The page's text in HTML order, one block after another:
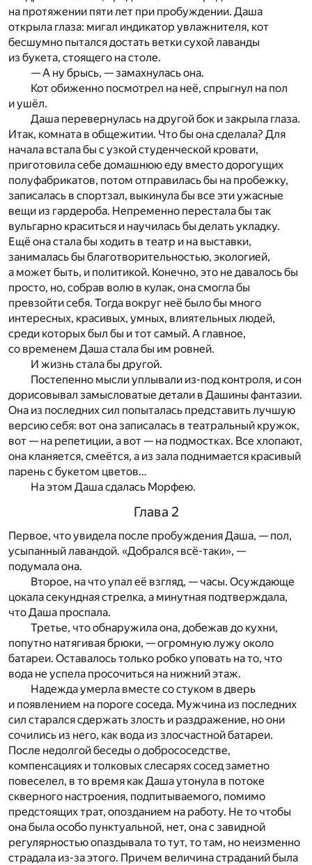
на протяжении пяти лет при пробуждении. Даша
открыла глаза: мигал индикатор увлажнителя, кот
бесшумно пытался достать ветки сухой лаванды
из букета, стоящего на столе.
— А ну брысь, — замахнулась она.
Кот обиженно посмотрел на неё, спрыгнул на пол
и ушёл.
Даша перевернулась на другой бок и закрыла глаза.
Итак, комната в общежитии. Что бы она сделала? Для
начала встала бы с узкой студенческой кровати,
приготовила себе домашнюю еду вместо дорогущих
полуфабрикатов, потом отправилась бы на пробежку,
записалась в спортзал, выкинула бы все эти ужасные
вещи из гардероба. Непременно перестала бы так
вульгарно краситься и научилась бы делать укладку.
Ещё она стала бы ходить в театр и на выставки,
занималась бы благотворительностью, экологией,
а может быть, и политикой. Конечно, это не давалось бы
просто, но, собрав волю в кулак, она смогла бы
превзойти себя. Тогда вокруг неё было бы много
интересных, красивых, умных, влиятельных людей,
среди которых был бы и тот самый. А главное,
со временем Даша стала бы им ровней.
И жизнь стала бы другой.
Постепенно мысли уплывали из-под контроля, и сон
дорисовывал замысловатые детали в Дашины фантазии.
Она из последних сил попыталась представить лучшую
версию себя: вот она записалась в театральный кружок,
вот — на репетиции, а вот — на подмостках. Все хлопают,
она кланяется, смеётся, а из зала поднимается красивый
парень с букетом цветов…
На этом Даша сдалась Морфею.
Глава 2
Первое, что увидела после пробуждения Даша, — пол,
усыпанный лавандой. «Добрался всё-таки», —
подумала она.
Второе, на что упал её взгляд, — часы. Осуждающе
цокала секундная стрелка, а минутная подтверждала,
что Даша проспала.
Третье, что обнаружила она, добежав до кухни,
попутно натягивая брюки, — огромную лужу около
батареи. Оставалось только робко уповать на то, что
вода не успела просочиться на нижний этаж.
Надежда умерла вместе со стуком в дверь
и появлением на пороге соседа. Мужчина из последних
сил старался сдержать злость и раздражение, но они
сочились из него, как вода из злосчастной батареи.
После недолгой беседы о добрососедстве,
компенсациях и толковых слесарях сосед заметно
повеселел, в то время как Даша утонула в потоке
скверного настроения, подпитываемого, помимо
предстоящих трат, опозданием на работу. Не то чтобы
она была особо пунктуальной, нет, она с завидной
регулярностью опаздывала то тут, то там, но неизменно
страдала из-за этого. Причем величина страданий была